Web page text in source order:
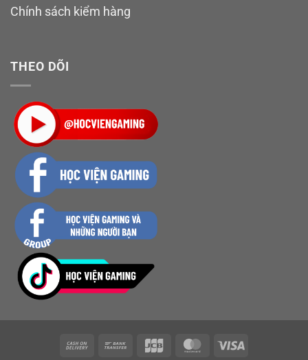
Chính sách kiểm hàng
THEO DÕI
Cash
Bank
JCB MasterCard